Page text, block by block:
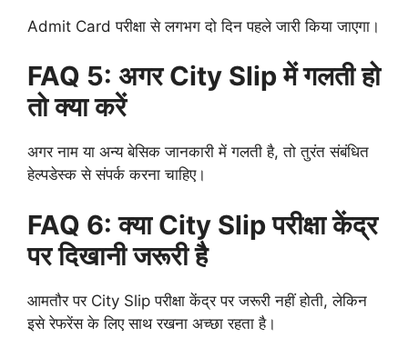
Admit Card परीक्षा से लगभग दो दिन पहले जारी किया जाएगा।
FAQ 5: अगर City Slip में गलती हो
तो क्या करें
अगर नाम या अन्य बेसिक जानकारी में गलती है, तो तुरंत संबंधित
हेल्पडेस्क से संपर्क करना चाहिए।
FAQ 6: क्या City Slip परीक्षा केंद्र
पर दिखानी जरूरी है
आमतौर पर City Slip परीक्षा केंद्र पर जरूरी नहीं होती, लेकिन
इसे रेफरेंस के लिए साथ रखना अच्छा रहता है।